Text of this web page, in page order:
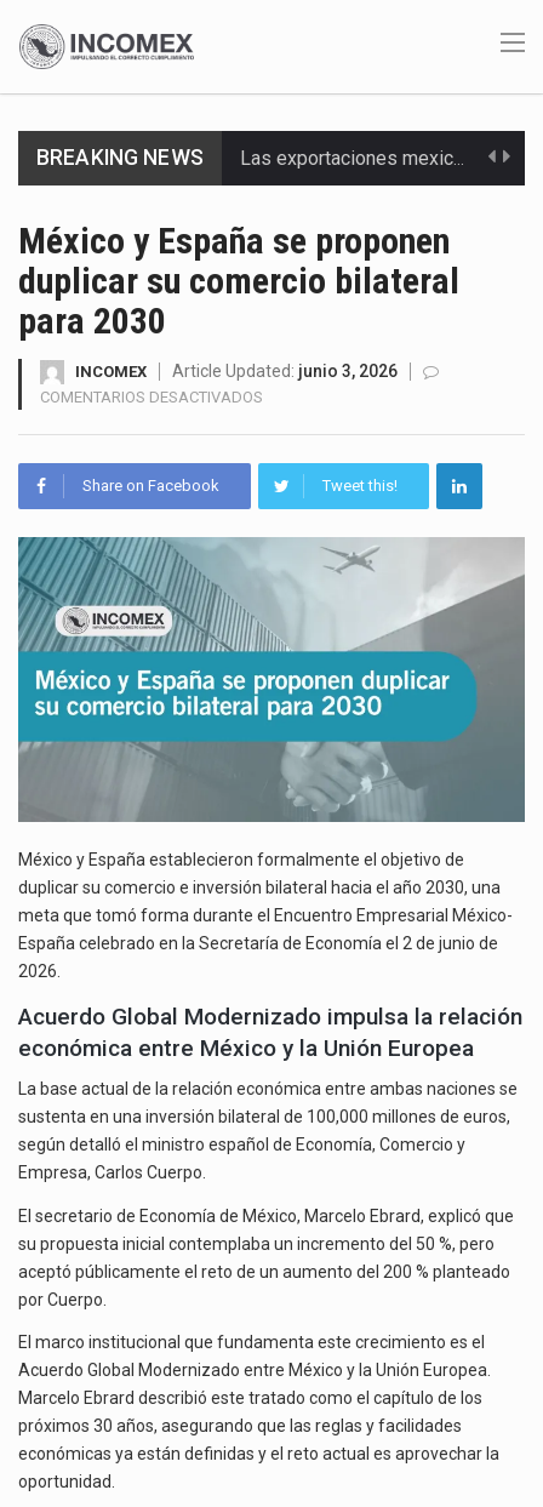
BREAKING NEWS
México y España se proponen
duplicar su comercio bilateral
para 2030
INCOMEX Article Updated: junio 3, 2026
COMENTARIOS DESACTIVADOS
ESPAÑA
SE
DUPLICAR
BILATERAL
PARA
2030
Share on Facebook Tweet this!
México y España establecieron formalmente el objetivo de
duplicar su comercio e inversión bilateral hacia el año 2030, una
meta que tomó forma durante el Encuentro Empresarial México-
España celebrado en la Secretaría de Economía el 2 de junio de
2026.
Acuerdo Global Modernizado impulsa la relación
económica entre México y la Unión Europea
La base actual de la relación económica entre ambas naciones se
sustenta en una inversión bilateral de 100,000 millones de euros,
según detalló el ministro español de Economía, Comercio y
Empresa, Carlos Cuerpo.
El secretario de Economía de México, Marcelo Ebrard, explicó que
su propuesta inicial contemplaba un incremento del 50 %, pero
aceptó públicamente el reto de un aumento del 200 % planteado
por Cuerpo.
El marco institucional que fundamenta este crecimiento es el
Acuerdo Global Modernizado entre México y la Unión Europea.
Marcelo Ebrard describió este tratado como el capítulo de los
próximos 30 años, asegurando que las reglas y facilidades
económicas ya están definidas y el reto actual es aprovechar la
oportunidad.